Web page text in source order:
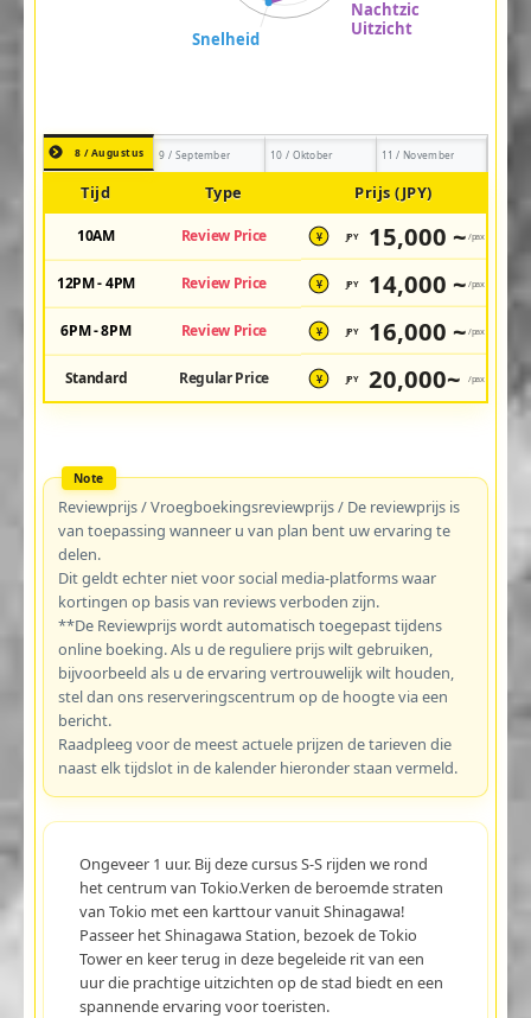
8 / Augustus 9 / September 10 / Oktober 11 / November
Tijd Type Prijs (JPY)
10AM Review Price ¥ JPY 15,000 ~ /pax
12PM - 4PM Review Price ¥ JPY 14,000 ~ /pax
6PM - 8PM Review Price ¥ JPY 16,000 ~ /pax
Standard Regular Price ¥ JPY 20,000~ /pax
Reviewprijs / Vroegboekingsreviewprijs / De reviewprijs is
van toepassing wanneer u van plan bent uw ervaring te
delen.
Dit geldt echter niet voor social media-platforms waar
kortingen op basis van reviews verboden zijn.
**De Reviewprijs wordt automatisch toegepast tijdens
online boeking. Als u de reguliere prijs wilt gebruiken,
bijvoorbeeld als u de ervaring vertrouwelijk wilt houden,
stel dan ons reserveringscentrum op de hoogte via een
bericht.
Raadpleeg voor de meest actuele prijzen de tarieven die
naast elk tijdslot in de kalender hieronder staan vermeld.
Ongeveer 1 uur. Bij deze cursus S-S rijden we rond
het centrum van Tokio.Verken de beroemde straten
van Tokio met een karttour vanuit Shinagawa!
Passeer het Shinagawa Station, bezoek de Tokio
Tower en keer terug in deze begeleide rit van een
uur die prachtige uitzichten op de stad biedt en een
spannende ervaring voor toeristen.